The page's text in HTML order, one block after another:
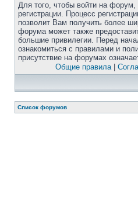
Для того, чтобы войти на
регистрации. Процесс
позволит Вам получить более
форума может также
большие привилегии. Перед
ознакомиться с правилами и
присутствие на форумах
Общие правила|
Список форумов